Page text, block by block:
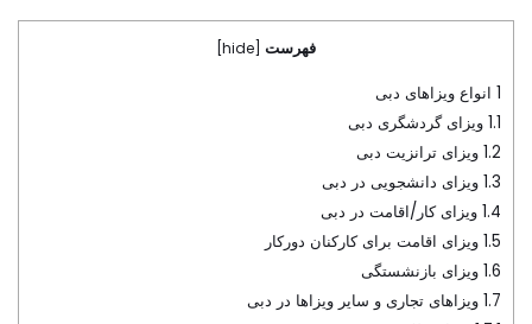
فهرست hide
1 انواع ویزاهای دبی
1.1 ویزای گردشگری دبی
1.2 ویزای ترانزیت دبی
1.3 ویزای دانشجویی در دبی
1.4 ویزای کار/اقامت در دبی
1.5 ویزای اقامت برای کارکنان دورکار
1.6 ویزای بازنشستگی
1.7 ویزاهای تجاری و سایر ویزاها در دبی